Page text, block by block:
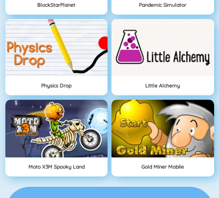
BlockStarPlanet Pandemic Simulator
Physics Drop Little Alchemy
Moto X3M Spooky Land Gold Miner Mobile